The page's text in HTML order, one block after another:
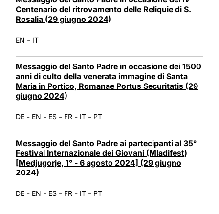
Centenario del ritrovamento delle Reliquie di S.
Rosalia (29 giugno 2024)
EN - IT
Messaggio del Santo Padre in occasione dei 1500
anni di culto della venerata immagine di Santa
Maria in Portico, Romanae Portus Securitatis (29
giugno 2024)
DE - EN - ES - FR - IT - PT
Messaggio del Santo Padre ai partecipanti al 35°
Festival Internazionale dei Giovani (Mladifest)
[Medjugorje, 1° - 6 agosto 2024] (29 giugno
2024)
DE - EN - ES - FR - IT - PT